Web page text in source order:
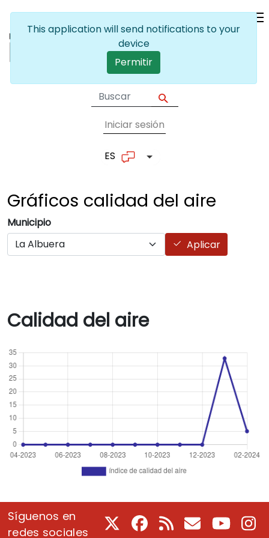
User account
Iniciar sesión
ES Lista adicional de
Gráficos calidad del aire
Municipio
Aplicar
Calidad del aire
Síguenos en
redes sociales
Facebook
RSS CorreoYoutube
This application will send notifications to your
device
Permitir